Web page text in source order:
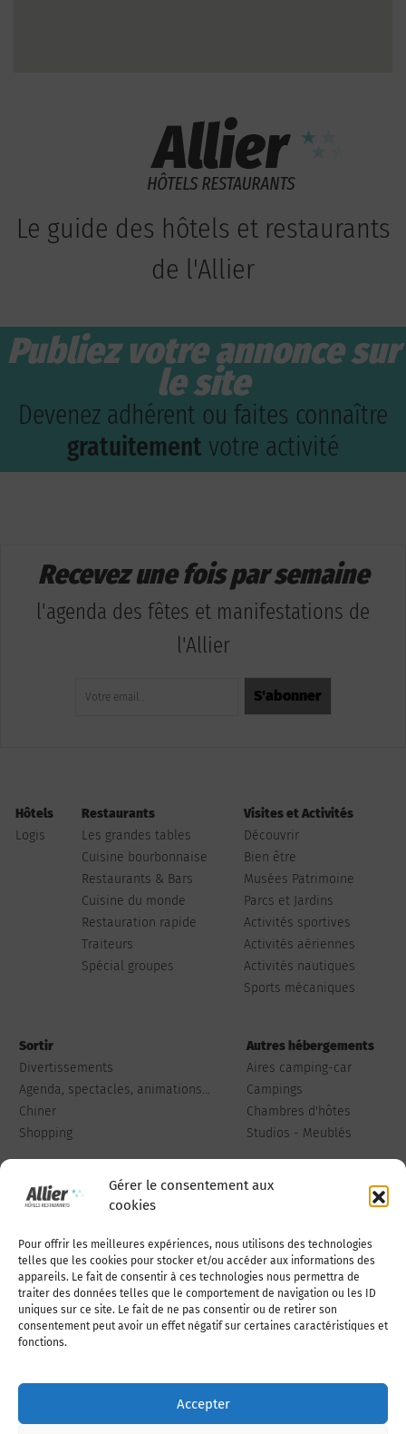
Gérer le consentement aux
cookies
Pour offrir les meilleures expériences, nous utilisons des technologies
telles que les cookies pour stocker et/ou accéder aux informations des
appareils. Le fait de consentir à ces technologies nous permettra de
traiter des données telles que le comportement de navigation ou les ID
uniques sur ce site. Le fait de ne pas consentir ou de retirer son
consentement peut avoir un effet négatif sur certaines caractéristiques et
fonctions.
Accepter
Le guide des hôtels et restaurants
de l'Allier
Publiez votre annonce sur
le site
Devenez adhérent ou faites connaître
gratuitement votre activité
Recevez une fois par semaine
l'agenda des fêtes et manifestations de
l'Allier
Hôtels
Logis
Restaurants
Les grandes tables
Cuisine bourbonnaise
Restaurants & Bars
Cuisine du monde
Restauration rapide
Traiteurs
Spécial groupes
Visites et Activités
Découvrir
Bien être
Musées Patrimoine
Parcs et Jardins
Activités sportives
Activités aériennes
Activités nautiques
Sports mécaniques
Sortir
Divertissements
Agenda, spectacles, animations...
Chiner
Shopping
Autres hébergements
Aires camping-car
Campings
Chambres d'hôtes
Studios - Meublés
Qui sommes-nous Publiez votre annonce
Adhérer à l’association Nous contacter